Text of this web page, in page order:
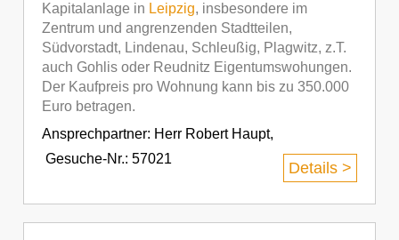
Kapitalanlage in Leipzig, insbesondere im
Zentrum und angrenzenden Stadtteilen,
Südvorstadt, Lindenau, Schleußig, Plagwitz, z.T.
auch Gohlis oder Reudnitz Eigentumswohungen.
Der Kaufpreis pro Wohnung kann bis zu 350.000
Euro betragen.
Ansprechpartner: Herr Robert Haupt,
Gesuche-Nr.: 57021
Details >